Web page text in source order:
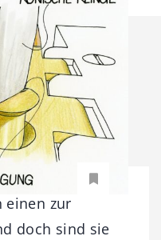
einen zur
doch sind sie